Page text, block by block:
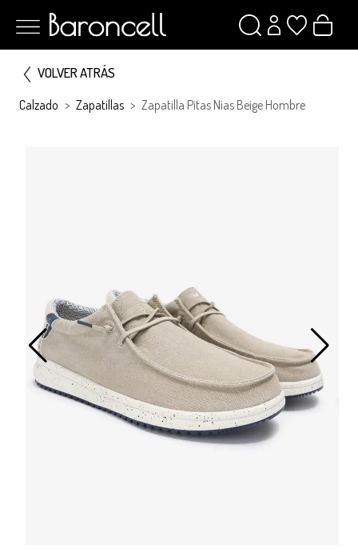
VOLVER ATRÁS
Calzado Zapatillas Zapatilla Pitas Nias Beige Hombre